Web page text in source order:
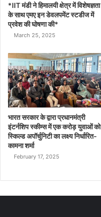
*IIT मंडी ने हिमालयी क्षेत्र में विशेषज्ञता
के साथ एमए इन डेवलपमेंट स्टडीज में
प्रवेश की घोषणा की*
March 25, 2025
भारत सरकार के द्वारा प्रधानमंत्री
इंटर्नशिप स्कीम्स में एक करोड़ युवाओं को
स्किल्ड अपॉर्चुनिटी का लक्ष्य निर्धारित-
कामना शर्मा
February 17, 2025